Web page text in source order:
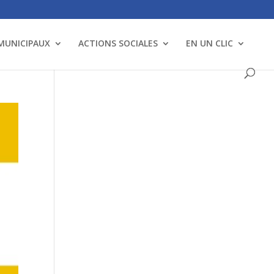
ACTIONS SOCIALES EN UN CLIC